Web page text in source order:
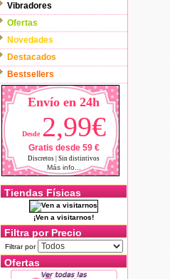
Vibradores
Ofertas
Novedades
Destacados
Bestsellers
Envío en 24h
Desde 2,99€
Gratis desde 59 €
Discretos | Sin distintivos
Más info...
Tiendas Físicas
¡Ven a visitarnos!
Filtra por Precio
Filtrar por
Ofertas